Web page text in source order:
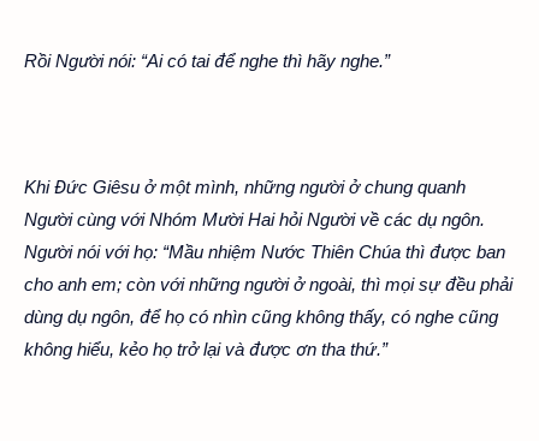
Rồi Người nói: “Ai có tai để nghe thì hãy nghe.”
Khi Đức Giêsu ở một mình, những người ở chung quanh
Người cùng với Nhóm Mười Hai hỏi Người về các dụ ngôn.
Người nói với họ: “Mầu nhiệm Nước Thiên Chúa thì được ban
cho anh em; còn với những người ở ngoài, thì mọi sự đều phải
dùng dụ ngôn, để họ có nhìn cũng không thấy, có nghe cũng
không hiểu, kẻo họ trở lại và được ơn tha thứ.”